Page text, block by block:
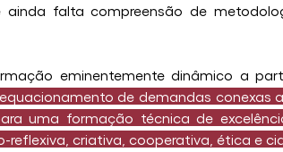
ainda falta compreensão de
eminentemente dinâmico a
de demandas conexas
uma formação técnica de
reflexiva, criativa, cooperativa, ética e